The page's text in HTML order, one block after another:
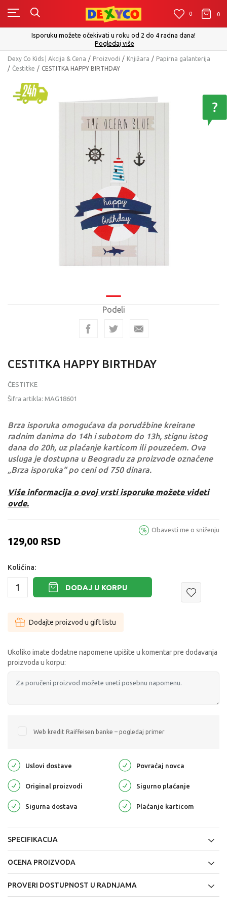
0 0 0
Isporuku možete očekivati u roku od 2 do 4 radna dana!
Pogledaj više
Dexy Co Kids | Akcija & Cena Proizvodi Knjižara
Papirna galanterija
Čestitke
CESTITKA HAPPY BIRTHDAY
Podeli
CESTITKA HAPPY BIRTHDAY
ČESTITKE
Šifra artikla: MAG18601
Brza isporuka omogućava da porudžbine kreirane
radnim danima do 14h i subotom do 13h, stignu istog
dana do 20h, uz plaćanje karticom ili pouzećem. Ova
usluga je dostupna u Beogradu za proizvode označene
„Brza isporuka“ po ceni od 750 dinara.
Više informacija o ovoj vrsti isporuke možete videti
ovde.
129,00 RSD
Obavesti me o sniženju
Količina:
DODAJ U KORPU
Dodajte proizvod u gift listu
Ukoliko imate dodatne napomene upišite u komentar pre dodavanja
proizvoda u korpu:
Web kredit Raiffeisen banke – pogledaj primer
Uslovi dostave Povraćaj novca
Original proizvodi Sigurno plaćanje
Sigurna dostava Plaćanje karticom
SPECIFIKACIJA
OCENA PROIZVODA
PROVERI DOSTUPNOST U RADNJAMA